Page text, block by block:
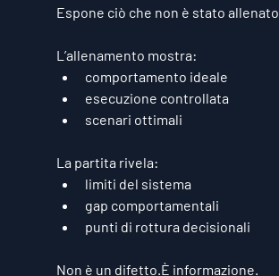
Espone ciò che non è stato allenato.
L’allenamento mostra:
comportamento ideale
esecuzione controllata
scenari ottimali
La partita rivela:
limiti del sistema
gap comportamentali
punti di rottura decisionali
Non è un difetto.È informazione.